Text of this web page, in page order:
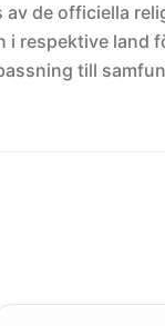
av de officiella
i respektive land
till